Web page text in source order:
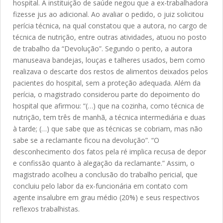
hospital. A instituição de saúde negou que a ex-trabalhadora
fizesse jus ao adicional. Ao avaliar o pedido, o juiz solicitou
perícia técnica, na qual constatou que a autora, no cargo de
técnica de nutrição, entre outras atividades, atuou no posto
de trabalho da “Devolução”. Segundo o perito, a autora
manuseava bandejas, louças e talheres usados, bem como
realizava o descarte dos restos de alimentos deixados pelos
pacientes do hospital, sem a proteção adequada. Além da
perícia, o magistrado considerou parte do depoimento do
hospital que afirmou: “(…) que na cozinha, como técnica de
nutrição, tem três de manhã, a técnica intermediária e duas
à tarde; (…) que sabe que as técnicas se cobriam, mas não
sabe se a reclamante ficou na devolução”. “O
desconhecimento dos fatos pela ré implica recusa de depor
e confissão quanto à alegação da reclamante.” Assim, o
magistrado acolheu a conclusão do trabalho pericial, que
concluiu pelo labor da ex-funcionária em contato com
agente insalubre em grau médio (20%) e seus respectivos
reflexos trabalhistas.